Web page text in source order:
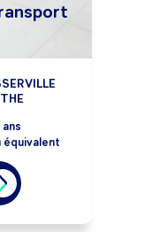
ans
équivalent